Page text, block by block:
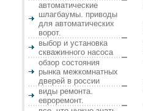
автоматические
шлагбаумы. приводы
для автоматических
ворот.
выбор и установка
скважинного насоса
обзор состояния
рынка межкомнатных
дверей в россии
виды ремонта.
евроремонт.